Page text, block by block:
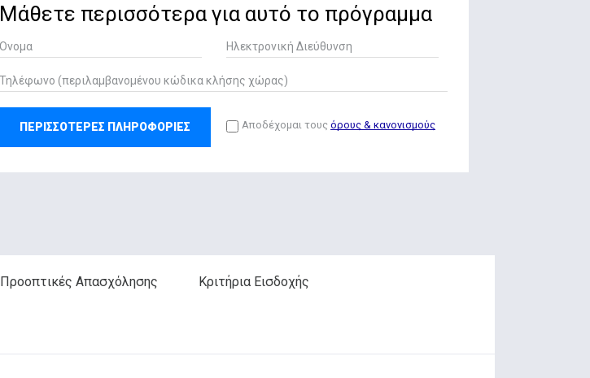
Μάθετε περισσότερα για αυτό το πρόγραμμα
ΠΕΡΙΣΣΟΤΕΡΕΣ ΠΛΗΡΟΦΟΡΙΕΣ Αποδέχομαι τους όρους & κανονισμούς
Προοπτικές Απασχόλησης Κριτήρια Εισδοχής